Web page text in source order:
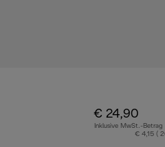
€ 24,90
Inklusive MwSt.-Betrag
€ 4,15 (